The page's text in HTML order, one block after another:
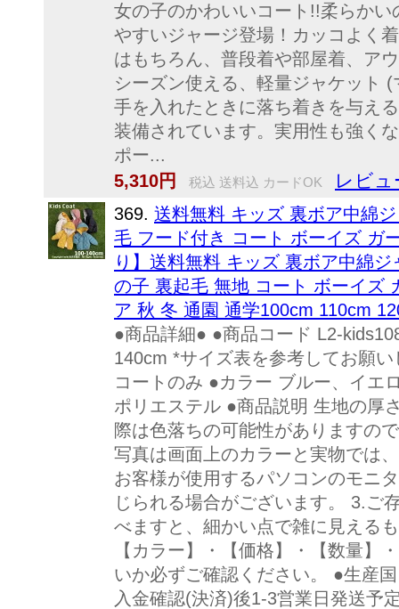
女の子のかわいいコート!!柔らか
やすいジャージ登場！カッコよく
はもちろん、普段着や部屋着、ア
シーズン使える、軽量ジャケット
手を入れたときに落ち着きを与え
装備されています。実用性も強く
ポー...
5,310円
税込 送料込 カードOK レビュ
369. 送料無料 キッズ 裏ボア中綿
毛 フード付き コート ボーイズ ガ
り】送料無料 キッズ 裏ボア中綿
の子 裏起毛 無地 コート ボーイズ
ア 秋 冬 通園 通学100cm 110cm
●商品詳細● ●商品コード L2-
140cm *サイズ表を参考してお願
コートのみ ●カラー ブルー、イエ
ポリエステル ●商品説明 生地の厚
際は色落ちの可能性がありますの
写真は画面上のカラーと実物では
お客様が使用するパソコンのモニ
じられる場合がございます。 3.ご
べますと、細かい点で雑に見える
【カラー】・【価格】・【数量】
いか必ずご確認ください。 ●生産
入金確認(決済)後1-3営業日発送予